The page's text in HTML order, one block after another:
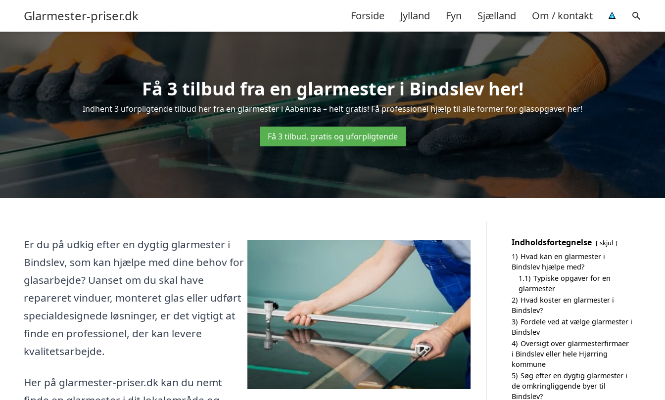
Glarmester-priser.dk Forside Jylland Fyn Sjælland Om / kontakt
Få 3 tilbud fra en glarmester i Bindslev her!
Indhent 3 uforpligtende tilbud her fra en glarmester i Aabenraa – helt gratis! Få professionel hjælp til alle former for glasopgaver her!
Få 3 tilbud, gratis og uforpligtende
Er du på udkig efter en dygtig glarmester i
Bindslev, som kan hjælpe med dine behov for
glasarbejde? Uanset om du skal have
repareret vinduer, monteret glas eller udført
specialdesignede løsninger, er det vigtigt at
finde en professionel, der kan levere
kvalitetsarbejde.
Her på glarmester-priser.dk kan du nemt
Indholdsfortegnelse skjul
1) Hvad kan en glarmester i
Bindslev hjælpe med?
1.1) Typiske opgaver for en
glarmester
2) Hvad koster en glarmester i
Bindslev?
3) Fordele ved at vælge glarmester i
Bindslev
4) Oversigt over glarmesterfirmaer
i Bindslev eller hele Hjørring
kommune
5) Søg efter en dygtig glarmester i
de omkringliggende byer til
Bindslev?